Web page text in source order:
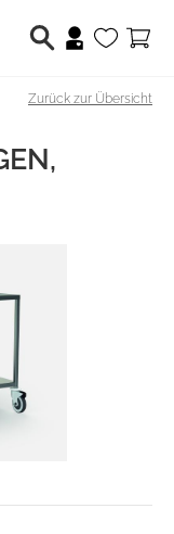
Zurück zur Übersicht